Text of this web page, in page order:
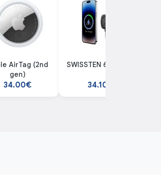
AirTag (2nd
gen)
34.00€
SWISSTEN 65010611
34.10€